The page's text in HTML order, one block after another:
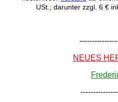
USt.; darunter zzgl. 6 €
NEUES